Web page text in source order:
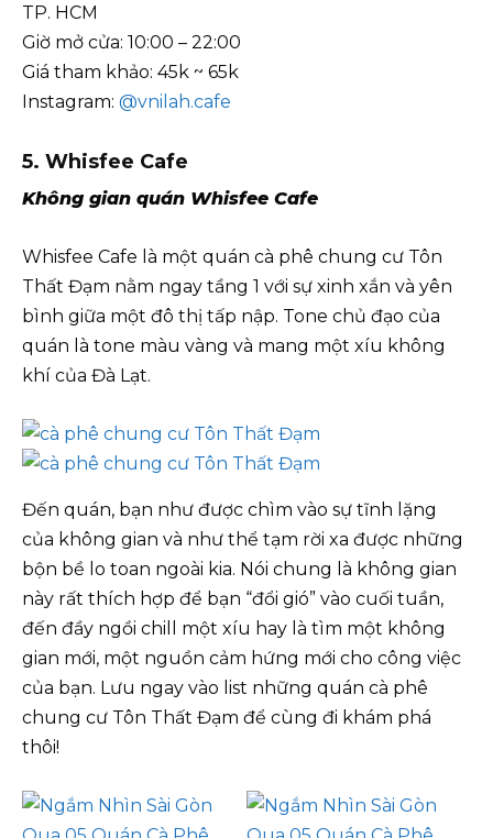
TP. HCM
Giờ mở cửa: 10:00 – 22:00
Giá tham khảo: 45k ~ 65k
Instagram: @vnilah.cafe
5. Whisfee Cafe
Không gian quán Whisfee Cafe
Whisfee Cafe là một quán cà phê chung cư Tôn
Thất Đạm nằm ngay tầng 1 với sự xinh xắn và yên
bình giữa một đô thị tấp nập. Tone chủ đạo của
quán là tone màu vàng và mang một xíu không
khí của Đà Lạt.
Đến quán, bạn như được chìm vào sự tĩnh lặng
của không gian và như thể tạm rời xa được những
bộn bề lo toan ngoài kia. Nói chung là không gian
này rất thích hợp để bạn “đổi gió” vào cuối tuần,
đến đầy ngồi chill một xíu hay là tìm một không
gian mới, một nguồn cảm hứng mới cho công việc
của bạn. Lưu ngay vào list những quán cà phê
chung cư Tôn Thất Đạm để cùng đi khám phá
thôi!